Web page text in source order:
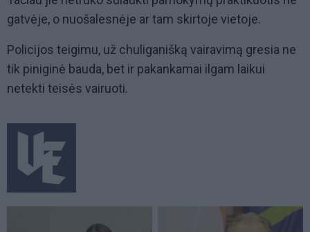
gatvėje, o nuošalesnėje ar tam skirtoje vietoje.
Policijos teigimu, už chuliganišką vairavimą gresia ne
tik piniginė bauda, bet ir pakankamai ilgam laikui
netekti teisės vairuoti.